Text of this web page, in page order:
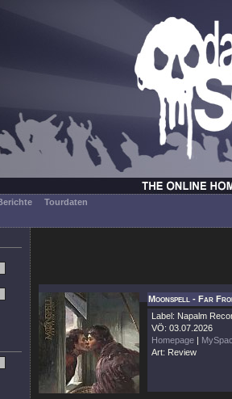
Tourdaten
Moonspell - Far
Label: Napalm
VÖ: 03.07.2026
Homepage |
Art: Review